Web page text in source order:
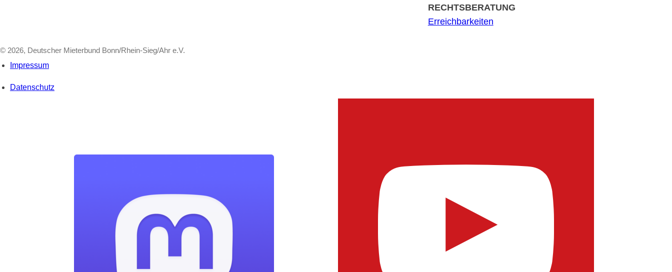
RECHTSBERATUNG
Erreichbarkeiten
© 2026, Deutscher Mieterbund Bonn/Rhein-Sieg/Ahr e.V.
Impressum
Datenschutz